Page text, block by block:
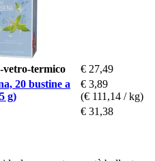
vetro-termico
€ 27,49
20 bustine a
g)
€ 3,89
(€ 111,14 / kg)
€ 31,38